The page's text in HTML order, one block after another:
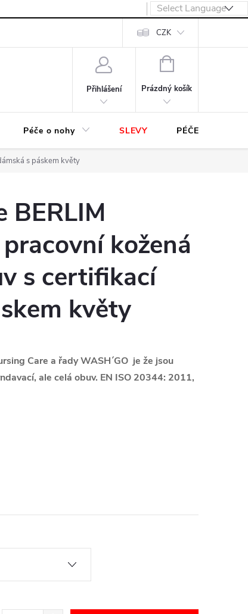
CZK
Přihlášení
NÁKUPNÍ
Prázdný košík
Péče o nohy SLEVY PÉČE O OBUV
s páskem květy
BERLIM
kožená
s certifikací
květy
Care a řady WASH´GO je že jsou
ale celá obuv. EN ISO 20344: 2011,